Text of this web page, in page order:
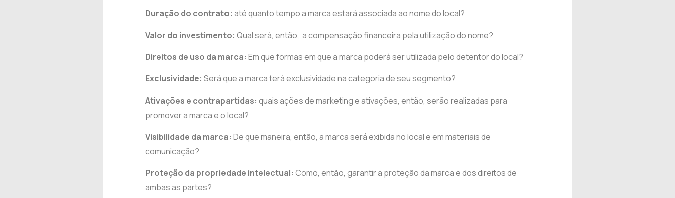
Duração do contrato: atéquanto tempo a marca estará associada ao nome do local?
Valor do investimento: Qual será, então, a compensação financeira pela utilização do nome?
Direitos de uso da marca: Em queformas em que a marca poderá ser utilizada pelo detentor do local?
Exclusividade: Será quea marca terá exclusividade na categoria de seu segmento?
Ativações e contrapartidas: quais ações de marketing e ativações, então, serão realizadas para
promover a marca e o local?
Visibilidade da marca: De que maneira, então, a marca será exibida no local e em materiais de
comunicação?
Proteção da propriedade intelectual: Como, então, garantir a proteção da marca e dos direitos de
ambas as partes?